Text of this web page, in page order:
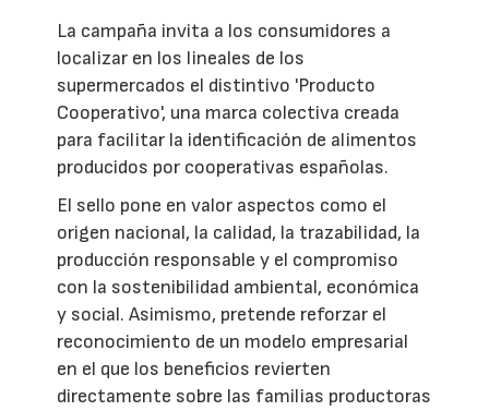
La campaña invita a los consumidores a
localizar en los lineales de los
supermercados el distintivo 'Producto
Cooperativo', una marca colectiva creada
para facilitar la identificación de alimentos
producidos por cooperativas españolas.
El sello pone en valor aspectos como el
origen nacional, la calidad, la trazabilidad, la
producción responsable y el compromiso
con la sostenibilidad ambiental, económica
y social. Asimismo, pretende reforzar el
reconocimiento de un modelo empresarial
en el que los beneficios revierten
directamente sobre las familias productoras